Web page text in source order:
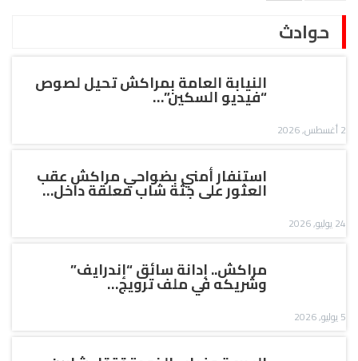
حوادث
النيابة العامة بمراكش تحيل لصوص
“فيديو السكين”…
2 أغسطس, 2026
استنفار أمني بضواحي مراكش عقب
العثور على جثة شاب معلقة داخل…
24 يوليو, 2026
مراكش.. إدانة سائق “إندرايف”
وشريكه في ملف ترويج…
5 يوليو, 2026